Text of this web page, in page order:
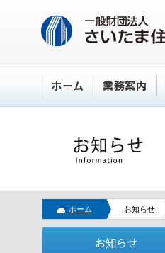
ホーム 業務案内
ホーム お知らせ
お知らせ